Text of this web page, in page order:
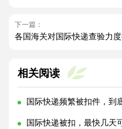
下一篇：
相关阅读
国际快递频繁被扣件，到底该如
国际快递被扣，最快几天可以